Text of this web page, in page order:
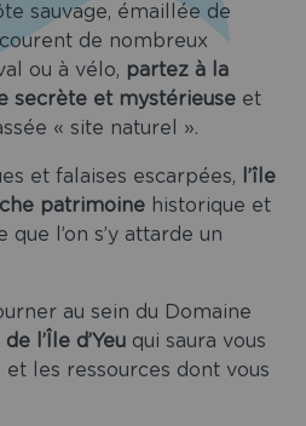
sauvage, émaillée de
de nombreux
ou à vélo, partez à la
secrète et mystérieuse et
« site naturel ».
et falaises escarpées,
l’île
patrimoine historique et
l’on s’y attarde un
au sein du Domaine
l’Île d’Yeu qui saura vous
les ressources dont vous